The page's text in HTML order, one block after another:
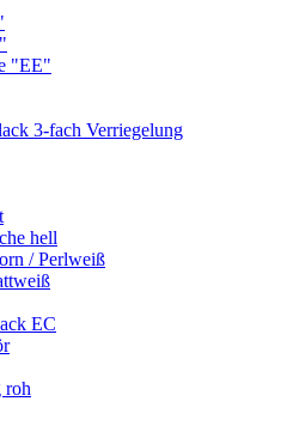
"EE"
3-fach Verriegelung
hell
/ Perlweiß
EC
roh